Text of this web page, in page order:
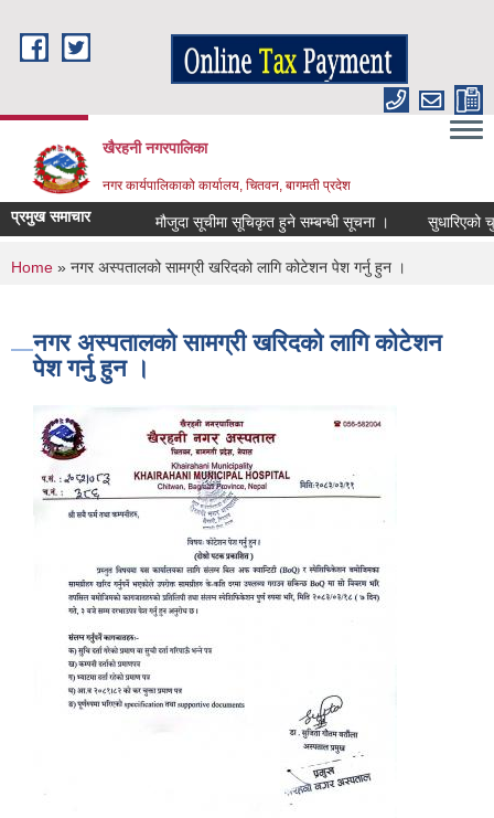
खैरहनी नगरपालिका
नगर कार्यपालिकाको कार्यालय, चितवन, बागमती प्रदेश
प्रमुख समाचार मौजुदा सूचीमा सूचिकृत हुने सम्बन्धी सूचना । सुधारिएको
You are here
Home » नगर अस्पतालको सामग्री खरिदको लागि कोटेशन पेश गर्नु हुन ।
नगर अस्पतालको सामग्री खरिदको लागि कोटेशन
पेश गर्नु हुन ।